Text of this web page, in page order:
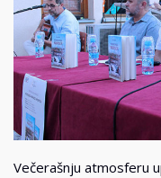
Večerašnju atmosferu